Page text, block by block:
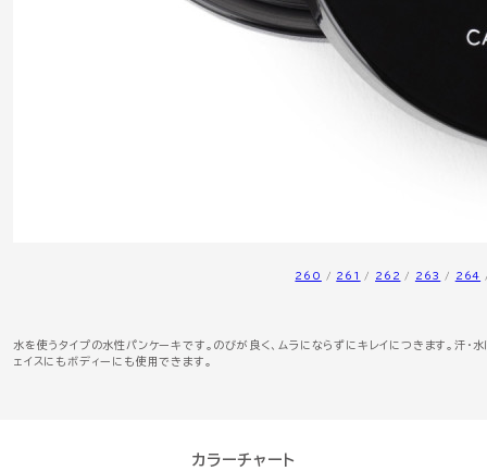
260 / 261 / 262 / 263 / 264
水を使うタイプの水性パンケーキです。のびが良く、ムラにならずにキレイにつきます。汗
ェイスにもボディーにも使用できます。
カラーチャート